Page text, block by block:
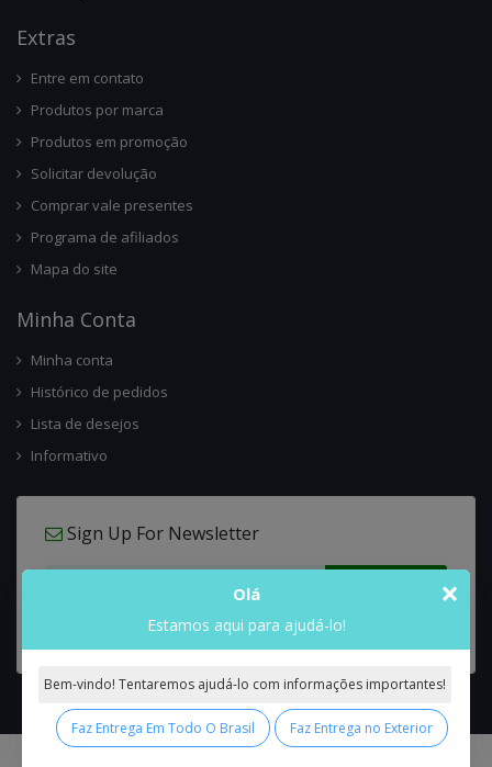
ExtRas
Entre em contato
Produtos por marca
Produtos em promoção
Solicitar devolução
Comprar vale presentes
Programa de afiliados
Mapa do site
Minha Conta
Minha conta
Histórico de pedidos
Lista de desejos
Informativo
Sign Up For Newsletter
×
Olá
Estamos aqui para ajudá-lo!
Bem-vindo! Tentaremos ajudá-lo com informações importantes!
Faz Entrega Em Todo O Brasil Faz Entrega no Exterior